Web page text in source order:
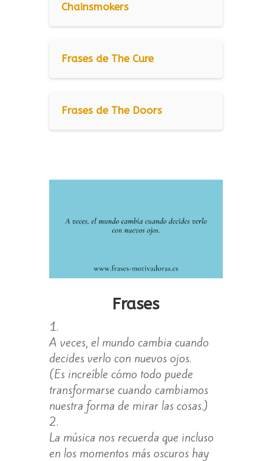
Chainsmokers
Frases de The Cure
Frases de The Doors
Frases
A veces, el mundo cambia cuando
decides verlo con nuevos ojos.
(Es increíble cómo todo puede
transformarse cuando cambiamos
nuestra forma de mirar las cosas.)
La música nos recuerda que incluso
en los momentos más oscuros hay